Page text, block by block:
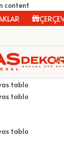
content
ÇERÇEVELER